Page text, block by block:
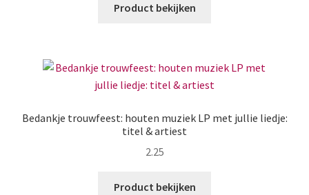
Product bekijken
Bedankje trouwfeest: houten muziek LP met jullie liedje:
titel & artiest
2.25
Product bekijken